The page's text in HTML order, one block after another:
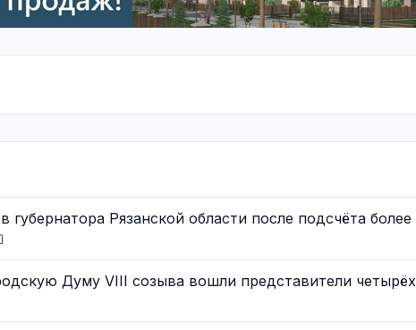
губернатора Рязанской области после подсчёта более
Думу VIII созыва вошли представители четырёх